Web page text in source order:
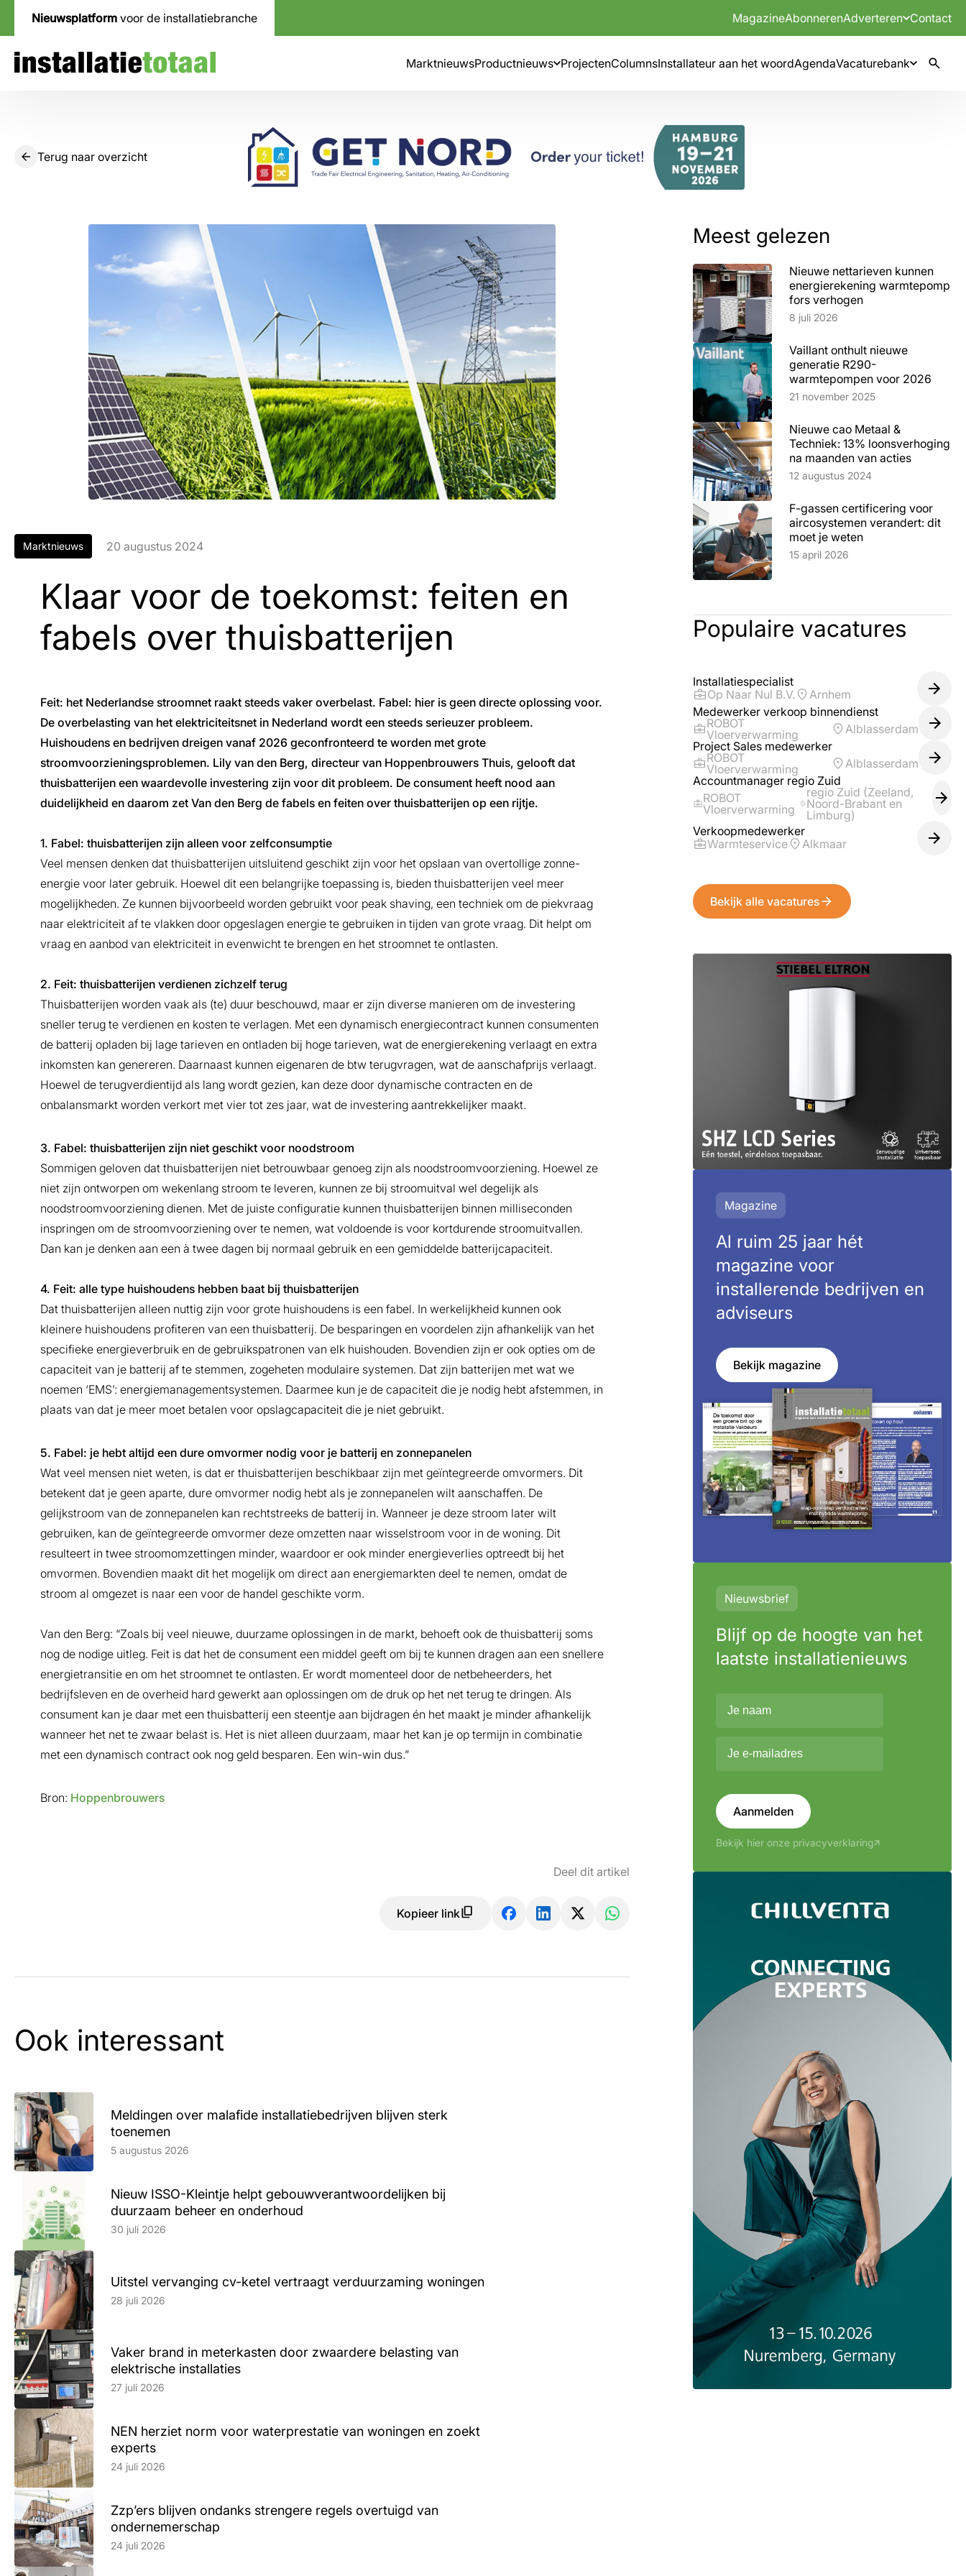
Nieuwsplatform voor de installatiebranche MagazineAbonnerenAdverteren Contact
MarktnieuwsProductnieuws ProjectenColumnsInstallateur aan het woordAgendaVacaturebank
Terug naar overzicht
Marktnieuws 20 augustus 2024
Klaar voor de toekomst: feiten en
fabels over thuisbatterijen
Feit: het Nederlandse stroomnet raakt steeds vaker overbelast. Fabel: hier is geen directe oplossing voor.
De overbelasting van het elektriciteitsnet in Nederland wordt een steeds serieuzer probleem.
Huishoudens en bedrijven dreigen vanaf 2026 geconfronteerd te worden met grote
stroomvoorzieningsproblemen. Lily van den Berg, directeur van Hoppenbrouwers Thuis, gelooft dat
thuisbatterijen een waardevolle investering zijn voor dit probleem. De consument heeft nood aan
duidelijkheid en daarom zet Van den Berg de fabels en feiten over thuisbatterijen op een rijtje.
1. Fabel: thuisbatterijen zijn alleen voor zelfconsumptie
Veel mensen denken dat thuisbatterijen uitsluitend geschikt zijn voor het opslaan van overtollige zonne-
energie voor later gebruik. Hoewel dit een belangrijke toepassing is, bieden thuisbatterijen veel meer
mogelijkheden. Ze kunnen bijvoorbeeld worden gebruikt voor peak shaving, een techniek om de piekvraag
naar elektriciteit af te vlakken door opgeslagen energie te gebruiken in tijden van grote vraag. Dit helpt om
vraag en aanbod van elektriciteit in evenwicht te brengen en het stroomnet te ontlasten.
2. Feit: thuisbatterijen verdienen zichzelf terug
Thuisbatterijen worden vaak als (te) duur beschouwd, maar er zijn diverse manieren om de investering
sneller terug te verdienen en kosten te verlagen. Met een dynamisch energiecontract kunnen consumenten
de batterij opladen bij lage tarieven en ontladen bij hoge tarieven, wat de energierekening verlaagt en extra
inkomsten kan genereren. Daarnaast kunnen eigenaren de btw terugvragen, wat de aanschafprijs verlaagt.
Hoewel de terugverdientijd als lang wordt gezien, kan deze door dynamische contracten en de
onbalansmarkt worden verkort met vier tot zes jaar, wat de investering aantrekkelijker maakt.
3. Fabel: thuisbatterijen zijn niet geschikt voor noodstroom
Sommigen geloven dat thuisbatterijen niet betrouwbaar genoeg zijn als noodstroomvoorziening. Hoewel ze
niet zijn ontworpen om wekenlang stroom te leveren, kunnen ze bij stroomuitval wel degelijk als
noodstroomvoorziening dienen. Met de juiste configuratie kunnen thuisbatterijen binnen milliseconden
inspringen om de stroomvoorziening over te nemen, wat voldoende is voor kortdurende stroomuitvallen.
Dan kan je denken aan een à twee dagen bij normaal gebruik en een gemiddelde batterijcapaciteit.
4. Feit: alle type huishoudens hebben baat bij thuisbatterijen
Dat thuisbatterijen alleen nuttig zijn voor grote huishoudens is een fabel. In werkelijkheid kunnen ook
kleinere huishoudens profiteren van een thuisbatterij. De besparingen en voordelen zijn afhankelijk van het
specifieke energieverbruik en de gebruikspatronen van elk huishouden. Bovendien zijn er ook opties om de
capaciteit van je batterij af te stemmen, zogeheten modulaire systemen. Dat zijn batterijen met wat we
noemen ‘EMS’: energiemanagementsystemen. Daarmee kun je de capaciteit die je nodig hebt afstemmen, in
plaats van dat je meer moet betalen voor opslagcapaciteit die je niet gebruikt.
5. Fabel: je hebt altijd een dure omvormer nodig voor je batterij en zonnepanelen
Wat veel mensen niet weten, is dat er thuisbatterijen beschikbaar zijn met geïntegreerde omvormers. Dit
betekent dat je geen aparte, dure omvormer nodig hebt als je zonnepanelen wilt aanschaffen. De
gelijkstroom van de zonnepanelen kan rechtstreeks de batterij in. Wanneer je deze stroom later wilt
gebruiken, kan de geïntegreerde omvormer deze omzetten naar wisselstroom voor in de woning. Dit
resulteert in twee stroomomzettingen minder, waardoor er ook minder energieverlies optreedt bij het
omvormen. Bovendien maakt dit het mogelijk om direct aan energiemarkten deel te nemen, omdat de
stroom al omgezet is naar een voor de handel geschikte vorm.
Van den Berg: “Zoals bij veel nieuwe, duurzame oplossingen in de markt, behoeft ook de thuisbatterij soms
nog de nodige uitleg. Feit is dat het de consument een middel geeft om bij te kunnen dragen aan een snellere
energietransitie en om het stroomnet te ontlasten. Er wordt momenteel door de netbeheerders, het
bedrijfsleven en de overheid hard gewerkt aan oplossingen om de druk op het net terug te dringen. Als
consument kan je daar met een thuisbatterij een steentje aan bijdragen én het maakt je minder afhankelijk
wanneer het net te zwaar belast is. Het is niet alleen duurzaam, maar het kan je op termijn in combinatie
met een dynamisch contract ook nog geld besparen. Een win-win dus.”
Bron: Hoppenbrouwers
Deel dit artikel
Kopieer link
Ook interessant
Meldingen over malafide installatiebedrijven blijven sterk
toenemen
Lees artikel
5 augustus 2026
Nieuw ISSO-Kleintje helpt gebouwverantwoordelijken bij
duurzaam beheer en onderhoud
Lees artikel
30 juli 2026
Uitstel vervanging cv-ketel vertraagt verduurzaming woningen
Lees artikel
28 juli 2026
Vaker brand in meterkasten door zwaardere belasting van
elektrische installaties
Lees artikel
27 juli 2026
NEN herziet norm voor waterprestatie van woningen en zoekt
experts
Lees artikel
24 juli 2026
Zzp’ers blijven ondanks strengere regels overtuigd van
ondernemerschap
Lees artikel
24 juli 2026
Meest gelezen
Nieuwe nettarieven kunnen
energierekening warmtepomp
fors verhogen
Lees artikel
8 juli 2026
Vaillant onthult nieuwe
generatie R290-
warmtepompen voor 2026
Lees artikel
21 november 2025
Nieuwe cao Metaal &
Techniek: 13% loonsverhoging
na maanden van acties
Lees artikel
12 augustus 2024
F-gassen certificering voor
aircosystemen verandert: dit
moet je weten
Lees artikel
15 april 2026
Populaire vacatures
Installatiespecialist
Op Naar Nul B.V.
Arnhem
Medewerker verkoop binnendienst
ROBOT
Vloerverwarming
Alblasserdam
Project Sales medewerker
ROBOT
Vloerverwarming
Alblasserdam
Accountmanager regio Zuid
ROBOT
Vloerverwarming
regio Zuid (Zeeland,
Noord-Brabant en
Limburg)
Verkoopmedewerker
Warmteservice
Alkmaar
Bekijk alle vacatures
Magazine
Al ruim 25 jaar hét
magazine voor
installerende bedrijven en
adviseurs
Bekijk magazine
Nieuwsbrief
Blijf op de hoogte van het
laatste installatienieuws
Aanmelden
Bekijk hier onze privacyverklaring